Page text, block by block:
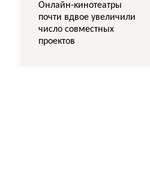
Онлайн-кинотеатры
почти вдвое увеличили
число совместных
проектов